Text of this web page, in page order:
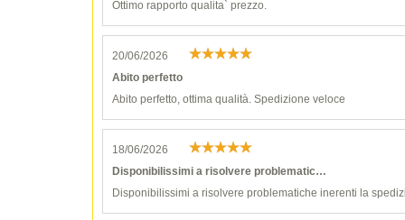
Ottimo rapporto qualita` prezzo.
20/06/2026
Abito perfetto
Abito perfetto, ottima qualità. Spedizione veloce
18/06/2026
Disponibilissimi a risolvere problematic…
Disponibilissimi a risolvere problematiche inerenti la